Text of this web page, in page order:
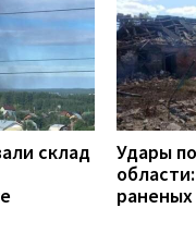
склад
Удары
раненых